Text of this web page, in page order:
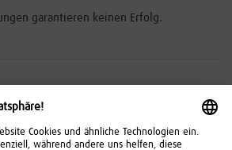
garantieren keinen Erfolg.
Tages- und Festgeld